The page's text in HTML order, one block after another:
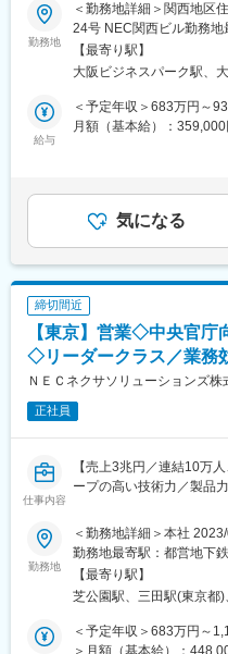
でのご活躍を期待していま
■募集ポジションの魅力
・制度対応やAI分野など
・国を支え、国民の利益
件から社会的意義と大き
・社内業務や提案活動に
入にも積極的な環境である
・社内の他部門と連携し
も積極的にチャレンジで
・NECグループの最先端
（NECが提供するDX支援
用し、お客様に最適なソ
客価値を創出できる。
・テレワークやスーパー
タイル設計ができる。
変更の範囲：会社の定める
■業務詳細
自治体のお客様に、DX
報システム、図書館シス
きます。また、これらの
ネットワーク、AIソリュ
めの様々なITソリューシ
で蔵書数100万冊以下の
なります（県、政令市、
主な営業エリアは、関西
主なアプローチ先は市役
館となります。
今後はデジタルマーケテ
アプローチを中心に展開
■ソリューション・商材事
館システムなど
詳細は弊社HPのソリュー
nexs.com/sl/）をご確認く
GPPRIME住民情報シス
町様
勤務地
＜勤務地詳細＞関西地区
24号 NEC関西ビル勤務
地内全面禁煙変更の範囲
含む）
【最寄り駅】
大阪ビジネスパーク駅、
給与
＜予定年収＞683万円～
月額（基本給）：
931万円程度マネージャ
任(リーダー) 昇給：年
年1回 賞与：年1回賃金
通じて上下する可能性が
表記です。
気になる
締切間近
【東京】営業◇中央官庁
◇リーダークラス／業務
ＮＥＣネクサソリューションズ株
正社員
仕事内容
【売上3兆円／連結10万
ープの高い技術力／製品
■業務内容：
中央省庁外郭団体 （独立
ションによる提案営業を
■業務内容：
中央省庁外郭団体（独立
ーションによる課題解決
勤務地
＜勤務地詳細＞本社
勤務地最寄駅：都営地下
対策：屋内全面禁煙変更
ワーク含む）
【最寄り駅】
芝公園駅、三田駅(東京都
＜予定年収＞683万円～